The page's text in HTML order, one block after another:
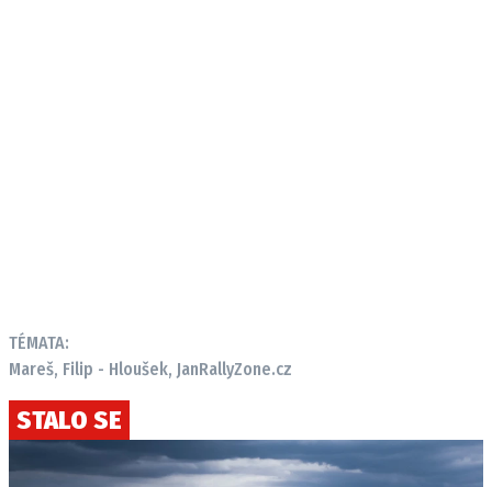
TÉMATA:
Mareš, Filip - Hloušek, JanRallyZone.cz
STALO SE